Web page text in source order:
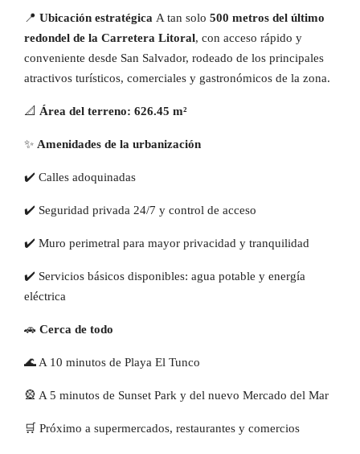
📍 Ubicación estratégica A tan solo 500 metros del último
redondel de la Carretera Litoral, con acceso rápido y
conveniente desde San Salvador, rodeado de los principales
atractivos turísticos, comerciales y gastronómicos de la zona.
📐 Área del terreno: 626.45 m²
✨ Amenidades de la urbanización
✔️ Calles adoquinadas
✔️ Seguridad privada 24/7 y control de acceso
✔️ Muro perimetral para mayor privacidad y tranquilidad
✔️ Servicios básicos disponibles: agua potable y energía
eléctrica
🚗 Cerca de todo
🌊 A 10 minutos de Playa El Tunco
🎡 A 5 minutos de Sunset Park y del nuevo Mercado del Mar
🛒 Próximo a supermercados, restaurantes y comercios